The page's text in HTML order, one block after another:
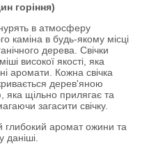
горіння)
в атмосферу
каміна в будь-якому місці
дерева. Свічки
високої якості, яка
аромати. Кожна свічка
дерев'яною
щільно прилягає та
загасити свічку.
глибокий аромат ожини та
даніші.